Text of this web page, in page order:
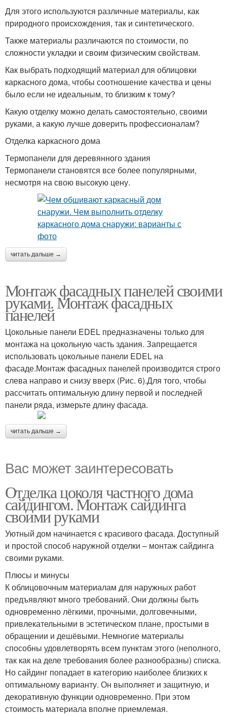
Для этого используются различные материалы, как
природного происхождения, так и синтетического.
Также материалы различаются по стоимости, по
сложности укладки и своим физическим свойствам.
Как выбрать подходящий материал для облицовки
каркасного дома, чтобы соотношение качества и цены
было если не идеальным, то близким к тому?
Какую отделку можно делать самостоятельно, своими
руками, а какую лучше доверить профессионалам?
Отделка каркасного дома
Термопанели для деревянного здания
Термопанели становятся все более популярными,
несмотря на свою высокую цену.
читать дальше →
Монтаж фасадных панелей своими
руками. Монтаж фасадных
панелей
Цокольные панели EDEL предназначены только для
монтажа на цокольную часть здания. Запрещается
использовать цокольные панели EDEL на
фасаде.Монтаж фасадных панелей производится строго
слева направо и снизу вверх (Рис. 6).Для того, чтобы
рассчитать оптимальную длину первой и последней
панели ряда, измерьте длину фасада.
читать дальше →
Вас может заинтересовать
Отделка цоколя частного дома
сайдингом. Монтаж сайдинга
своими руками
Уютный дом начинается с красивого фасада. Доступный
и простой способ наружной отделки – монтаж сайдинга
своими руками.
Плюсы и минусы
К облицовочным материалам для наружных работ
предъявляют много требований. Они должны быть
одновременно лёгкими, прочными, долговечными,
привлекательными в эстетическом плане, простыми в
обращении и дешёвыми. Немногие материалы
способны удовлетворять всем пунктам этого (неполного,
так как на деле требования более разнообразны) списка.
Но сайдинг попадает в категорию наиболее близких к
оптимальному варианту. Он выполняет и защитную, и
декоративную функции одновременно. При этом
стоимость материала вполне приемлемая.